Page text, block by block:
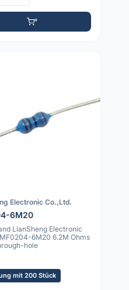
Electronic Co.,Ltd.
6M20
LianSheng Electronic
6M20 6.2M Ohms
hole
mit 200 Stück